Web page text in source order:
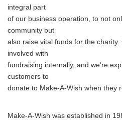
integral part
of our business operation, to not
community but
also raise vital funds for the
involved with
fundraising internally, and we're
customers to
donate to Make-A-Wish when they
Make-A-Wish was established in